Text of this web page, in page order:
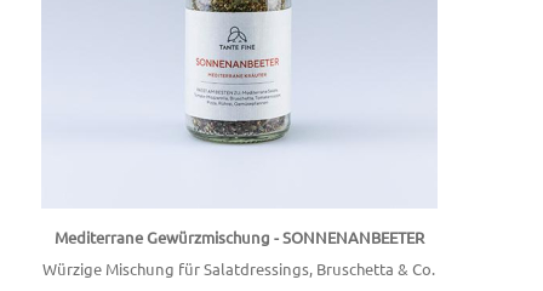
Mediterrane Gewürzmischung - SONNENANBEETER
Würzige Mischung für Salatdressings, Bruschetta & Co.